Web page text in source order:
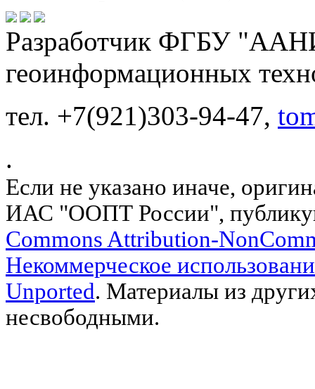
Разработчик ФГБУ
геоинформационных
тел. +7(921)303-94-47,
.
Если не указано иначе,
ИАС "ООПТ России",
Commons Attribution-
Некоммерческое
Unported. Материалы из
несвободными.